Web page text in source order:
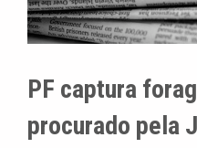
PF captura
procurado pela